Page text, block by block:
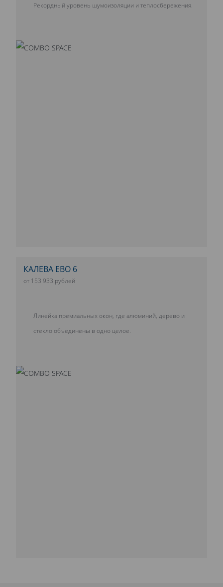
Рекордный уровень шумоизоляции и теплосбережения.
КАЛЕВА ЕВО 6
от 153 933 рублей
Линейка премиальных окон, где алюминий, дерево и
стекло объединены в одно целое.